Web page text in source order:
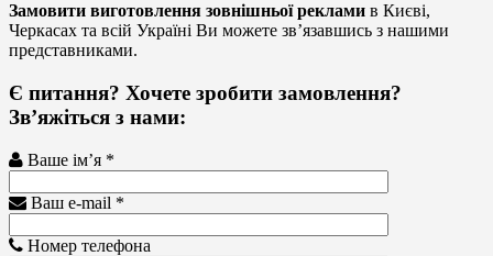
Замовити виготовлення зовнішньої реклами в Києві,
Черкасах та всій Україні Ви можете зв’язавшись з нашими
представниками.
Є питання? Хочете зробити замовлення?
Зв’яжіться з нами:
Ваше ім’я *
Ваш e-mail *
Номер телефона